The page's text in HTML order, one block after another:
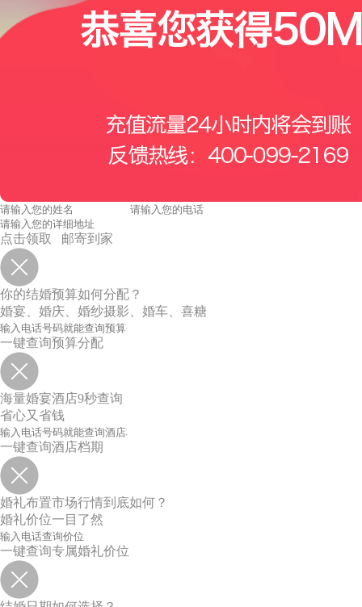
点击领取 邮寄到家
你的结婚预算如何分配？
婚宴、婚庆、婚纱摄影、婚车、喜糖
一键查询预算分配
海量婚宴酒店9秒查询
省心又省钱
一键查询酒店档期
婚礼布置市场行情到底如何？
婚礼价位一目了然
一键查询专属婚礼价位